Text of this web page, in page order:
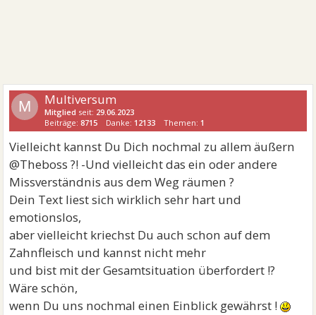
M Multiversum
Mitglied seit: 29.06.2023
Beiträge:8715 Danke: 12133 Themen: 1
Vielleicht kannst Du Dich nochmal zu allem äußern
@Theboss ?! -Und vielleicht das ein oder andere
Missverständnis aus dem Weg räumen ?
Dein Text liest sich wirklich sehr hart und
emotionslos,
aber vielleicht kriechst Du auch schon auf dem
Zahnfleisch und kannst nicht mehr
und bist mit der Gesamtsituation überfordert !?
Wäre schön,
wenn Du uns nochmal einen Einblick gewährst !